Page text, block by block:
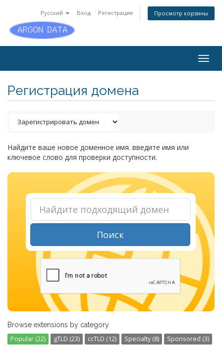
Русский Вход Регистрация Просмотр корзины
Регистрация домена
Найдите ваше новое доменное имя. введите имя или
ключевое слово для проверки доступности.
Поиск
Browse extensions by category
Popular (22) gTLD (23) ccTLD (12) Specialty (8)
Sponsored (3)